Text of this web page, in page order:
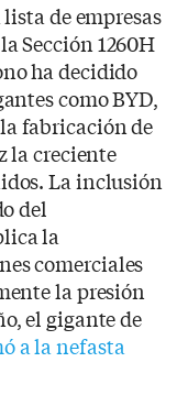
de empresas
Sección 1260H
ha decidido
como BYD,
fabricación de
la creciente
La inclusión
del
la
comerciales
la presión
el gigante de
a la nefasta